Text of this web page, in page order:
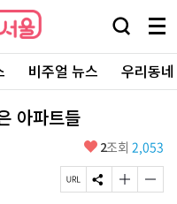
검
창
열
기
메
뉴
전
체
보
비주얼 뉴스 우리동
아파트들
좋
요
2조회 2,053
페 S 글 글